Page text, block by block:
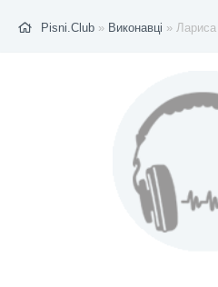
Pisni.Club » Виконавці » Лариса